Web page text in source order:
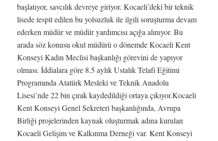
başlatıyor, savcılık devreye giriyor. Kocaeli’deki bir teknik
lisede tespit edilen bu yolsuzluk ile ilgili soruşturma devam
ederken müdür ve müdür yardımcısı açığa alınıyor. Bu
arada söz konusu okul müdürü o dönemde Kocaeli Kent
Konseyi Kadın Meclisi başkanlığı görevini de yapıyor
olması. İddialara göre 8.5 aylık Ustalık Telafi Eğitimi
Programında Atatürk Mesleki ve Teknik Anadolu
Lisesi’nde 22 bin çırak kaydedildiği ortaya çıkıyor.Kocaeli
Kent Konseyi Genel Sekreteri başkanlığında, Avrupa
Birliği projelerinden kaynak oluşturmak adına kurulan
Kocaeli Gelişim ve Kalkınma Derneği var. Kent Konseyi